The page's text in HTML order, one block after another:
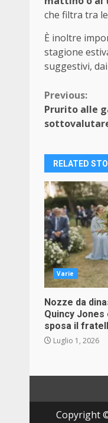
che filtra tra
È inoltre
stagione
suggestivi,
Continue
Previous:
Prurito alle
RELATED
Varie
Nozze da
Quincy Jones
sposa il
Luglio 1, 2026
Copyright